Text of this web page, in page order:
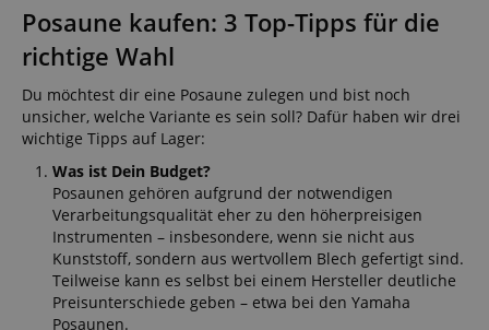
Posaune kaufen: 3 Top-Tipps für die
richtige Wahl
Du möchtest dir eine Posaune zulegen und bist noch
unsicher, welche Variante es sein soll? Dafür haben wir drei
wichtige Tipps auf Lager:
Was ist Dein Budget?
Posaunen gehören aufgrund der notwendigen
Verarbeitungsqualität eher zu den höherpreisigen
Instrumenten – insbesondere, wenn sie nicht aus
Kunststoff, sondern aus wertvollem Blech gefertigt sind.
Teilweise kann es selbst bei einem Hersteller deutliche
Preisunterschiede geben – etwa bei den Yamaha
Posaunen.